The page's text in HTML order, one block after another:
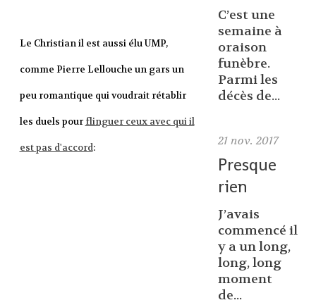
Le Christian il est aussi élu UMP,
comme Pierre Lellouche un gars un
peu romantique qui voudrait rétablir
les duels pourflinguer ceux avec qui il
est pas d'accord:
C’est une
semaine à
oraison
funèbre.
Parmi les
décès de...
21 nov. 2017
Presque
rien
J’avais
commencé il
y a un long,
long, long
moment
de...